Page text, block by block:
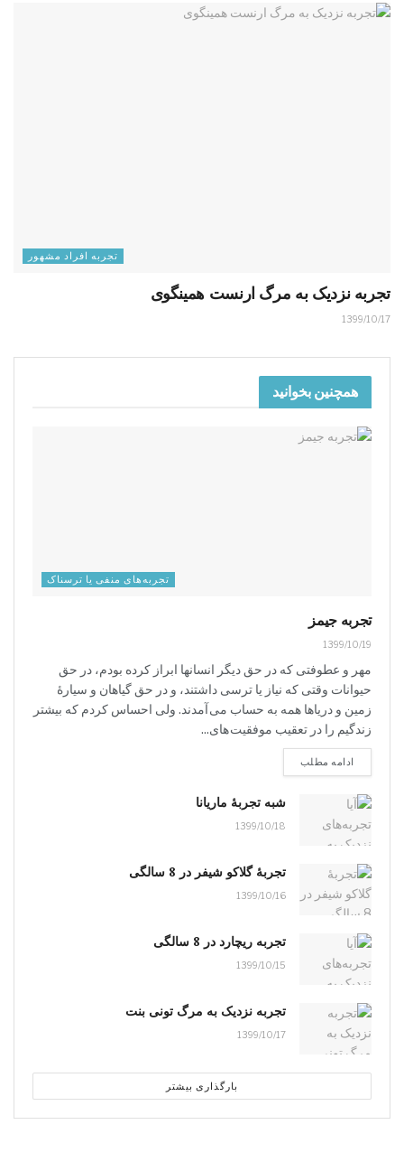
تجربه افراد مشهور
تجربه نزدیک به مرگ ارنست همینگوی
1399/10/17
همچنین بخوانید
‌تجربه‌های منفی یا ترسناک
تجربه جیمز
1399/10/19
مهر و عطوفتی که در حق دیگر انسانها ابراز کرده بودم، در حق
حیوانات وقتی که نیاز یا ترسی داشتند، و در حق گیاهان و سیارۀ
زمین و دریاها همه به حساب می آمدند. ولی احساس کردم که بیشتر
زندگیم را در تعقیب موفقیت های...
ادامه مطلب
شبه تجربۀ ماریانا
1399/10/18
تجربۀ گلاکو شیفر در 8 سالگی
1399/10/16
تجربه ریچارد در 8 سالگی
1399/10/15
تجربه نزدیک به مرگ تونی بنت
1399/10/17
بارگذاری بیشتر